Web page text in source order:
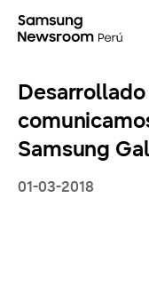
Samsung
01-03-2018